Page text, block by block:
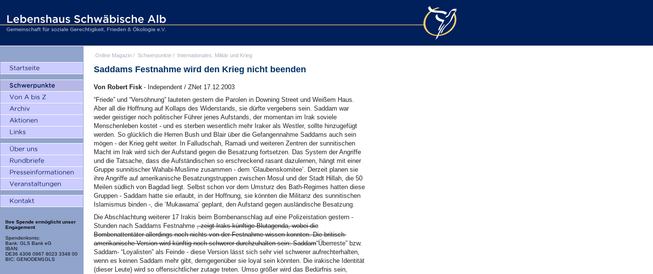
Ihre Spende ermöglicht unser
Engagement
Spendenkonto:
Bank: GLS Bank eG
IBAN:
DE36 4306 0967 8023 3348 00
BIC: GENODEM1GLS
Online Magazin / Schwerpunkte / Internationales, Militär und Krieg
Saddams Festnahme wird den Krieg nicht beenden
Von Robert Fisk - Independent / ZNet 17.12.2003
“Friede” und “Versöhnung” lauteten gestern die Parolen in Downing Street und Weißem Haus.
Aber all die Hoffnung auf Kollaps des Widerstands, sie dürfte vergebens sein. Saddam war
weder geistiger noch politischer Führer jenes Aufstands, der momentan im Irak soviele
Menschenleben kostet - und es sterben wesentlich mehr Iraker als Westler, sollte hinzugefügt
werden. So glücklich die Herren Bush und Blair über die Gefangennahme Saddams auch sein
mögen - der Krieg geht weiter. In Falludschah, Ramadi und weiteren Zentren der sunnitischen
Macht im Irak wird sich der Aufstand gegen die Besatzung fortsetzen. Das System der Angriffe
und die Tatsache, dass die Aufständischen so erschreckend rasant dazulernen, hängt mit einer
Gruppe sunnitischer Wahabi-Muslime zusammen - dem ‘Glaubenskomitee’. Derzeit planen sie
ihre Angriffe auf amerikanische Besatzungstruppen zwischen Mosul und der Stadt Hillah, die 50
Meilen südlich von Bagdad liegt. Selbst schon vor dem Umsturz des Bath-Regimes hatten diese
Gruppen - Saddam hatte sie erlaubt, in der Hoffnung, sie könnten die Militanz des sunnitischen
Islamismus binden -, die ‘Mukawama’ geplant, den Aufstand gegen ausländische Besatzung.
Die Abschlachtung weiterer 17 Irakis beim Bombenanschlag auf eine Polizeistation gestern -
Stunden nach Saddams Festnahme , zeigt Iraks künftige Blutagenda, wobei die
Bombenattentäter allerdings noch nichts von der Festnahme wissen konnten. Die britisch-
amerikanische Version wird künftig noch schwerer durchzuhalten sein: Saddam“Überreste” bzw.
Saddam- “Loyalisten” als Feinde - diese Version lässt sich sehr viel schwerer aufrechterhalten,
wenn es keinen Saddam mehr gibt, demgegenüber sie loyal sein könnten. Die irakische Identität
(dieser Leute) wird so offensichtlicher zutage treten. Umso größer wird das Bedürfnis sein,